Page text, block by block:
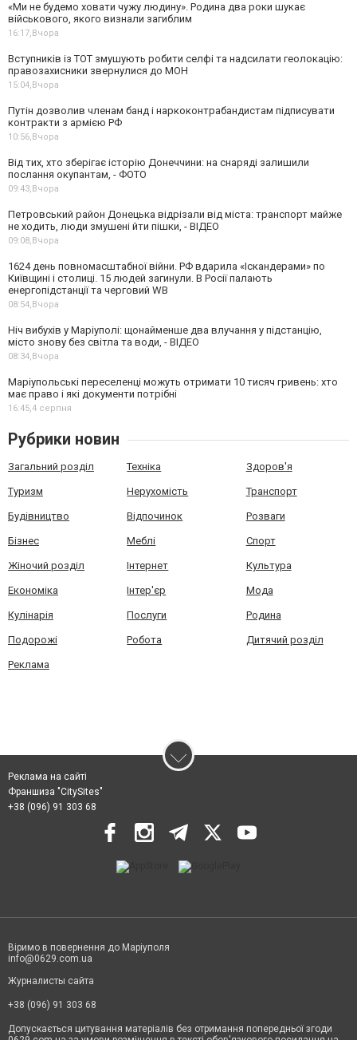
«Ми не будемо ховати чужу людину». Родина два роки шукає
військового, якого визнали загиблим
16:17,Вчора
Вступників із ТОТ змушують робити селфі та надсилати геолокацію:
правозахисники звернулися до МОН
15:04,Вчора
Путін дозволив членам банд і наркоконтрабандистам підписувати
контракти з армією РФ
10:56,Вчора
Від тих, хто зберігає історію Донеччини: на снаряді залишили
послання окупантам, - ФОТО
09:43,Вчора
Петровський район Донецька відрізали від міста: транспорт майже
не ходить, люди змушені йти пішки, - ВІДЕО
09:08,Вчора
1624 день повномасштабної війни. РФ вдарила «Іскандерами» по
Київщині і столиці. 15 людей загинули. В Росії палають
енергопідстанції та черговий WB
08:54,Вчора
Ніч вибухів у Маріуполі: щонайменше два влучання у підстанцію,
місто знову без світла та води, - ВІДЕО
08:34,Вчора
Маріупольські переселенці можуть отримати 10 тисяч гривень: хто
має право і які документи потрібні
16:45,4 серпня
Рубрики новин
Загальний розділ Техніка Здоров'я
Туризм Нерухомість Транспорт
Будівництво Відпочинок Розваги
Бізнес Меблі Спорт
Жіночий розділ Інтернет Культура
Економіка Інтер'єр Мода
Кулінарія Послуги Родина
Подорожі Робота Дитячий розділ
Реклама
Реклама на сайті
Франшиза "CitySites"
+38 (096) 91 303 68
Віримо в повернення до Маріуполя
info@0629.com.ua
Журналисты сайта
+38 (096) 91 303 68
Допускається цитування матеріалів без отримання попередньої згоди